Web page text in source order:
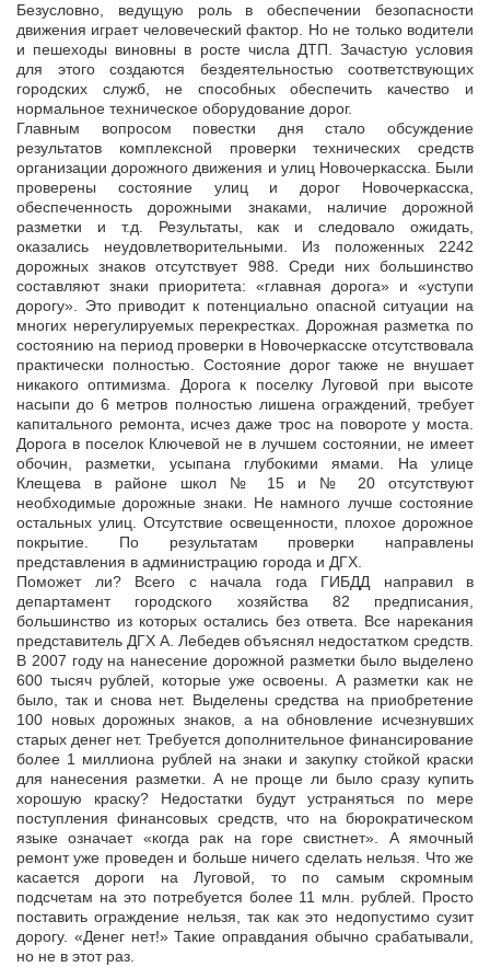
Безусловно, ведущую роль в обеспечении безопасности
движения играет человеческий фактор. Но не только водители
и пешеходы виновны в росте числа ДТП. Зачастую условия
для этого создаются бездеятельностью соответствующих
городских служб, не способных обеспечить качество и
нормальное техническое оборудование дорог.
Главным вопросом повестки дня стало обсуждение
результатов комплексной проверки технических средств
организации дорожного движения и улиц Новочеркасска. Были
проверены состояние улиц и дорог Новочеркасска,
обеспеченность дорожными знаками, наличие дорожной
разметки и т.д. Результаты, как и следовало ожидать,
оказались неудовлетворительными. Из положенных 2242
дорожных знаков отсутствует 988. Среди них большинство
составляют знаки приоритета: «главная дорога» и «уступи
дорогу». Это приводит к потенциально опасной ситуации на
многих нерегулируемых перекрестках. Дорожная разметка по
состоянию на период проверки в Новочеркасске отсутствовала
практически полностью. Состояние дорог также не внушает
никакого оптимизма. Дорога к поселку Луговой при высоте
насыпи до 6 метров полностью лишена ограждений, требует
капитального ремонта, исчез даже трос на повороте у моста.
Дорога в поселок Ключевой не в лучшем состоянии, не имеет
обочин, разметки, усыпана глубокими ямами. На улице
Клещева в районе школ № 15 и № 20 отсутствуют
необходимые дорожные знаки. Не намного лучше состояние
остальных улиц. Отсутствие освещенности, плохое дорожное
покрытие. По результатам проверки направлены
представления в администрацию города и ДГХ.
Поможет ли? Всего с начала года ГИБДД направил в
департамент городского хозяйства 82 предписания,
большинство из которых остались без ответа. Все нарекания
представитель ДГХ А. Лебедев объяснял недостатком средств.
В 2007 году на нанесение дорожной разметки было выделено
600 тысяч рублей, которые уже освоены. А разметки как не
было, так и снова нет. Выделены средства на приобретение
100 новых дорожных знаков, а на обновление исчезнувших
старых денег нет. Требуется дополнительное финансирование
более 1 миллиона рублей на знаки и закупку стойкой краски
для нанесения разметки. А не проще ли было сразу купить
хорошую краску? Недостатки будут устраняться по мере
поступления финансовых средств, что на бюрократическом
языке означает «когда рак на горе свистнет». А ямочный
ремонт уже проведен и больше ничего сделать нельзя. Что же
касается дороги на Луговой, то по самым скромным
подсчетам на это потребуется более 11 млн. рублей. Просто
поставить ограждение нельзя, так как это недопустимо сузит
дорогу. «Денег нет!» Такие оправдания обычно срабатывали,
но не в этот раз.